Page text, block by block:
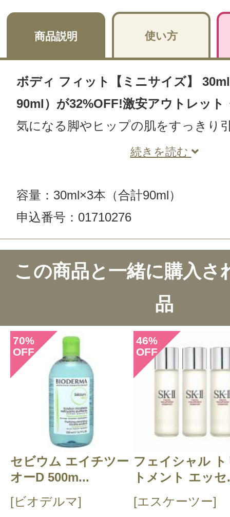
商品説明 使い方
ボディ フィット【ミニサイズ】
90ml）が32%OFF!激安アウトレット
気になる脚やヒップの肌をすっきり
続きを読む
容量：30ml×3本（合計90ml）
申込番号：01710276
この商品のクチコミ
48件のレビュー
投稿日：2024年09月
心は20代 様
感じた効能：乾燥(ボディ)/老廃物の
身・スリミング・ボディライン
購入品：ボディ フィット
やっぱり夏はこれが最高ですね。お
使用すれば体さっぱり。翌日スッキ
この商品と一緒に購入さ
品
70%
OFF
セビウム エイチツー
オーD 500m...
[ビオデルマ]
46%
OFF
フェイシャル ト
トメント エッ
[エスケーツー]